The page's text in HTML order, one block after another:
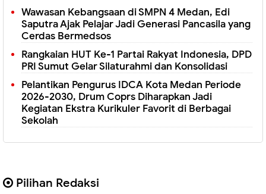
Wawasan Kebangsaan di SMPN 4 Medan, Edi
Saputra Ajak Pelajar Jadi Generasi Pancasila yang
Cerdas Bermedsos
Rangkaian HUT Ke-1 Partai Rakyat Indonesia, DPD
PRI Sumut Gelar Silaturahmi dan Konsolidasi
Pelantikan Pengurus IDCA Kota Medan Periode
2026-2030, Drum Coprs Diharapkan Jadi
Kegiatan Ekstra Kurikuler Favorit di Berbagai
Sekolah
Pilihan Redaksi